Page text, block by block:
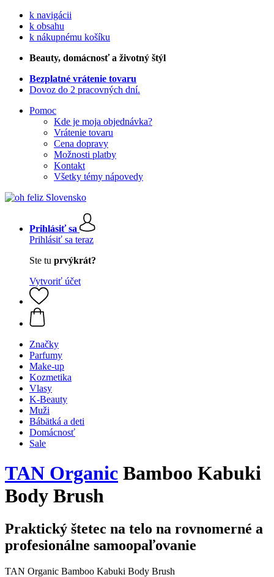
k navigácii
k obsahu
k nákupnému košíku
Beauty, domácnosť a životný štýl
Bezplatné vrátenie tovaru
Dovoz do 2 pracovných dní.
Pomoc
Kde je moja objednávka?
Vrátenie tovaru
Cena dopravy
Možnosti platby
Kontakt
Všetky témy nápovedy
Prihlásiť sa
Prihlásiť sa teraz
Ste tu prvýkrát?
Vytvoriť účet
Značky
Parfumy
Make-up
Kozmetika
Vlasy
K-Beauty
Muži
Bábätká a deti
Domácnosť
Sale
TAN Organic Bamboo Kabuki
Body Brush
Praktický štetec na telo na rovnomerné a
profesionálne samoopaľovanie
TAN Organic Bamboo Kabuki Body Brush